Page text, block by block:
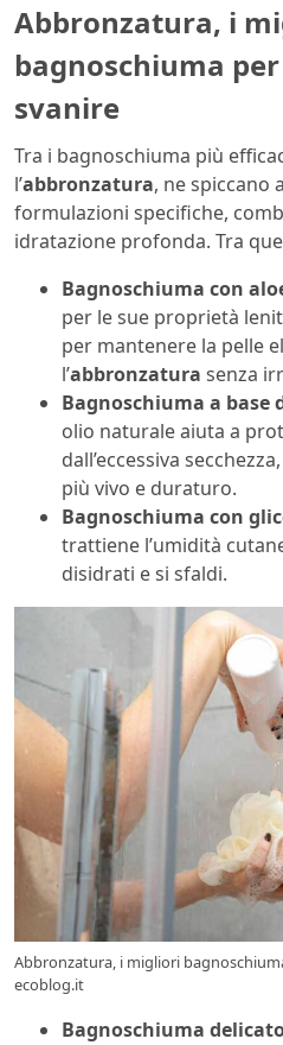
Abbronzatura, i
bagnoschiuma
svanire
Tra i bagnoschiuma più
l’abbronzatura, ne spiccano
formulazioni specifiche,
idratazione profonda. Tra
Bagnoschiuma con
per le sue proprietà
per mantenere la pelle
l’abbronzatura senza
Bagnoschiuma a base
olio naturale aiuta a
dall’eccessiva
più vivo e duraturo.
Bagnoschiuma con
trattiene l’umidità
disidrati e si sfaldi.
Abbronzatura, i migliori
ecoblog.it
Bagnoschiuma